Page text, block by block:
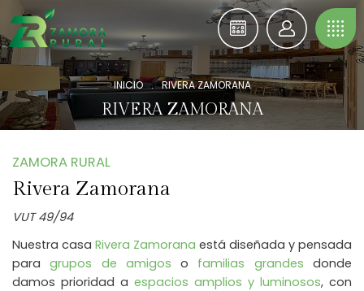
INICIO . RIVERA ZAMORANA
RIVERA ZAMORANA
ZAMORA RURAL
Rivera Zamorana
VUT 49/94
Nuestra casa Rivera Zamorana está diseñada y pensada
paragrupos de amigoso familias grandes donde
damos prioridad a espacios amplios y luminosos, con